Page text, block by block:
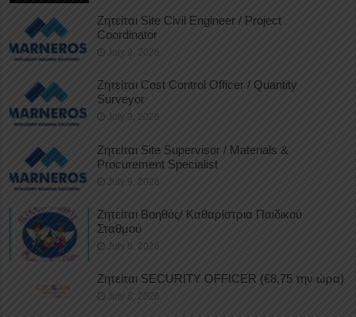
Ζητείται Site Civil Engineer / Project
Coordinator
July 9, 2026
Ζητείται Cost Control Officer / Quantity
Surveyor
July 9, 2026
Ζητείται Site Supervisor / Materials &
Procurement Specialist
July 9, 2026
Ζητείται Βοηθός/ Καθαρίστρια Παιδικού
Σταθμού
July 8, 2026
Ζητείται SECURITY OFFICER (€8,75 την ώρα)
July 8, 2026